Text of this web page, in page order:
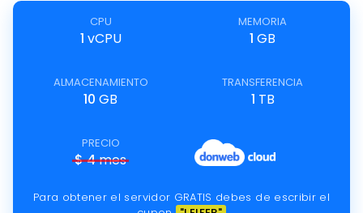
CPU
1 vCPU
MEMORIA
1 GB
ALMACENAMIENTO
10 GB
TRANSFERENCIA
1 TB
PRECIO
$4mes
Para obtener el servidor GRATIS debes de escribir el